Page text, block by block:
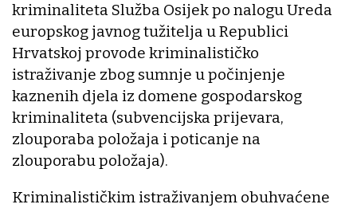
kriminaliteta Služba Osijek po nalogu Ureda
europskog javnog tužitelja u Republici
Hrvatskoj provode kriminalističko
istraživanje zbog sumnje u počinjenje
kaznenih djela iz domene gospodarskog
kriminaliteta (subvencijska prijevara,
zlouporaba položaja i poticanje na
zlouporabu položaja).
Kriminalističkim istraživanjem obuhvaćene